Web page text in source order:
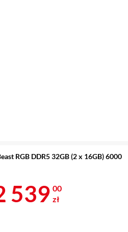
RGB DDR5 32GB (2 x 16GB) 6000
2 539 zł
539 00
zł